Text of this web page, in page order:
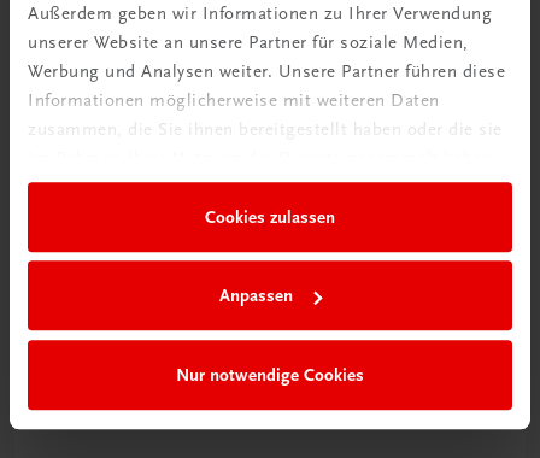
Außerdem geben wir Informationen zu Ihrer Verwendung
unserer Website an unsere Partner für soziale Medien,
Werbung und Analysen weiter. Unsere Partner führen diese
Informationen möglicherweise mit weiteren Daten
zusammen, die Sie ihnen bereitgestellt haben oder die sie
Cookies zulassen
Anpassen
Nur notwendige Cookies
Schon entdeckt?
Ratgeber Schulpraxis